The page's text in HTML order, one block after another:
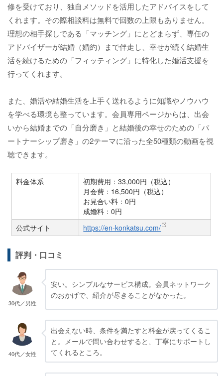
修を受けており、独自メソッドを活用したアドバイスをして
くれます。その際相談料は無料で回数の上限もありません。
理想の相手探しである「マッチング」にとどまらず、専任の
アドバイザーが結婚（婚約）まで伴走し、幸せが続く結婚生
活を続けるための「フィッティング」に特化した婚活支援を
行ってくれます。
また、婚活や結婚生活を上手く送れるように知識やノウハウ
を学べる環境も整っています。会員専用ページからは、出会
いから結婚までの「自分磨き」と結婚後の幸せのための「パ
ートナーシップ磨き」の2テーマに沿った全50種類の動画を視
聴できます。
料金体系
初期費用：33,000円（税込）
月会費：16,500円（税込）
お見合い料：0円
成婚料：0円
公式サイト
https://en-konkatsu.com/
評判・口コミ
30代／男性
安い。シンプルなサービス構成。会員ネットワーク
のおかげで、紹介が尽きることがなかった。
40代／女性
出会えない時、条件を満たすと料金が戻ってくるこ
と。メールで問い合わせすると、丁寧にサポートし
てくれるところ。